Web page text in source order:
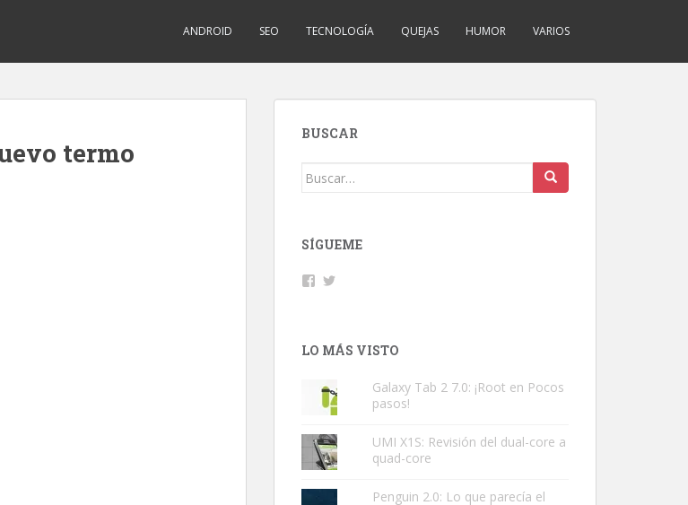
ANDROID SEO TECNOLOGÍA QUEJAS HUMOR VARIOS
termo
BUSCAR
Buscar:
SÍGUEME
Facebook
LO MÁS VISTO
Galaxy Tab 2 7.0: ¡Root en Pocos
pasos!
UMI X1S: Revisión del dual-core a
quad-core
Penguin 2.0: Lo que parecía el